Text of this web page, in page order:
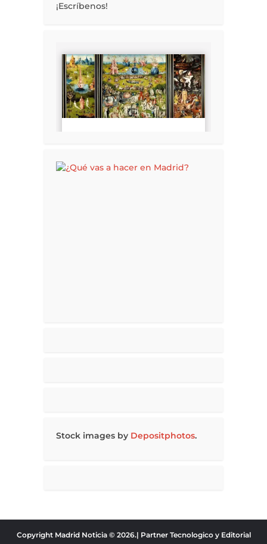
¡Escríbenos!
Stock images by Depositphotos.
Copyright Madrid Noticia © 2026.| Partner Tecnologico y Editorial